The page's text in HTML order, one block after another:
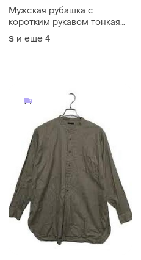
Мужская рубашка с
коротким рукавом тонкая
бежевая с коричневым
принтом s m l xl xxl
S и еще 4